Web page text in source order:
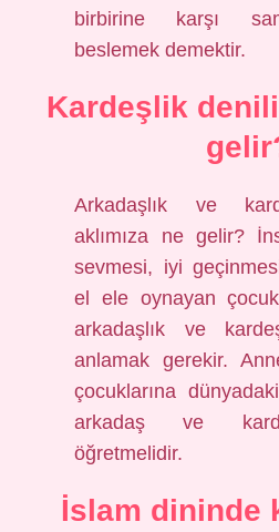
birbirine karşı
beslemek demektir.
Kardeşlik
Arkadaşlık ve
aklımıza ne gelir?
sevmesi, iyi
el ele oynayan
arkadaşlık ve
anlamak gerekir.
çocuklarına
arkadaş ve
öğretmelidir.
İslam dininde